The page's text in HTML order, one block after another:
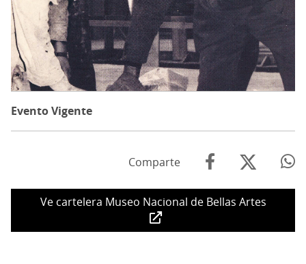
Evento Vigente
Comparte
Ve cartelera Museo Nacional de Bellas Artes